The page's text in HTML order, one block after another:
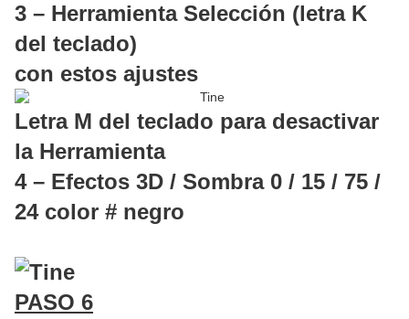
3 – Herramienta Selección (letra K
del teclado)
con estos ajustes
Letra M del teclado para desactivar
la Herramienta
4 – Efectos 3D / Sombra 0 / 15 / 75 /
24 color # negro
PASO 6